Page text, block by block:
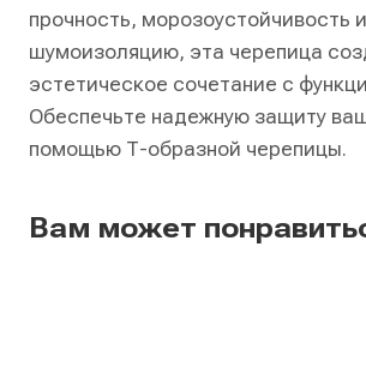
прочность, морозоустойчивость
шумоизоляцию, эта черепица
эстетическое сочетание с
Обеспечьте надежную защиту
помощью Т-образной черепицы.
Вам может